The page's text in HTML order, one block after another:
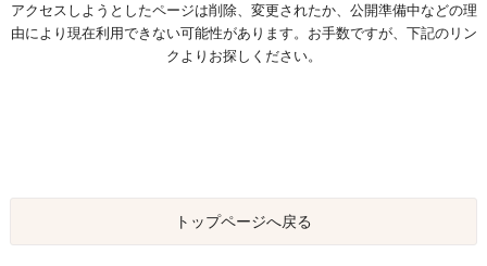
アクセスしようとしたページは削除、変更されたか、公開準備中などの理
由により現在利用できない可能性があります。お手数ですが、下記のリン
クよりお探しください。
トップページへ戻る